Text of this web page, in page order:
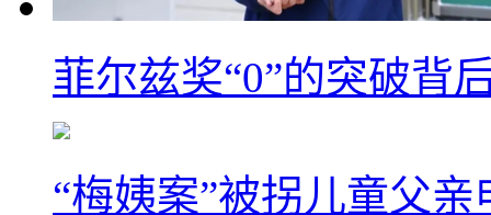
菲尔兹奖“0”的突破背
“梅姨案”被拐儿童父